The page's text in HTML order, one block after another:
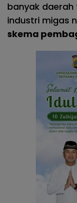
banyak
industri migas
skema